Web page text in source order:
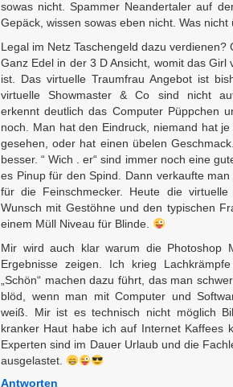
sowas nicht. Spammer Neandertaler auf
Gepäck, wissen sowas eben nicht. Was nicht
Legal im Netz Taschengeld dazu
Ganz Edel in der 3 D Ansicht, womit das Girl
ist. Das virtuelle Traumfrau Angebot ist
virtuelle Showmaster & Co sind nicht
erkennt deutlich das Computer Püppchen
noch. Man hat den Eindruck, niemand hat
gesehen, oder hat einen übelen
besser. “ Wich . er“ sind immer noch eine
es Pinup für den Spind. Dann verkaufte
für die Feinschmecker. Heute die virtuelle
Wunsch mit Gestöhne und den typischen
einem Müll Niveau für Blinde.
Mir wird auch klar warum die Photoshop
Ergebnisse zeigen. Ich krieg
„Schön“ machen dazu führt, das man
blöd, wenn man mit Computer und
weiß. Mir ist es technisch nicht möglich
kranker Haut habe ich auf Internet Kaffees
Experten sind im Dauer Urlaub und die
ausgelastet.
Antworten